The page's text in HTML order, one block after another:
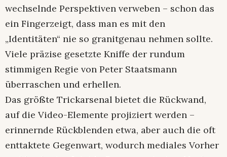
wechselnde Perspektiven verweben – schon das
ein Fingerzeigt, dass man es mit den
„Identitäten“ nie so granitgenau nehmen sollte.
Viele präzise gesetzte Kniffe der rundum
stimmigen Regie von Peter Staatsmann
überraschen und erhellen.
Das größte Trickarsenal bietet die Rückwand,
auf die Video-Elemente projiziert werden –
erinnernde Rückblenden etwa, aber auch die oft
enttaktete Gegenwart, wodurch mediales Vorher